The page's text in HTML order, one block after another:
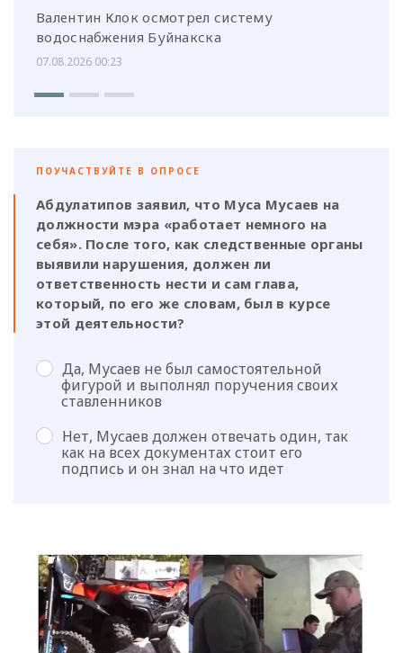
Валентин Клок осмотрел систему
водоснабжения Буйнакска
07.08.2026 00:23
ПОУЧАСТВУЙТЕ В ОПРОСЕ
Абдулатипов заявил, что Муса Мусаев на
должности мэра «работает немного на
себя». После того, как следственные органы
выявили нарушения, должен ли
ответственность нести и сам глава,
который, по его же словам, был в курсе
этой деятельности?
Да, Мусаев не был самостоятельной
фигурой и выполнял поручения своих
ставленников
Нет, Мусаев должен отвечать один, так
как на всех документах стоит его
подпись и он знал на что идет